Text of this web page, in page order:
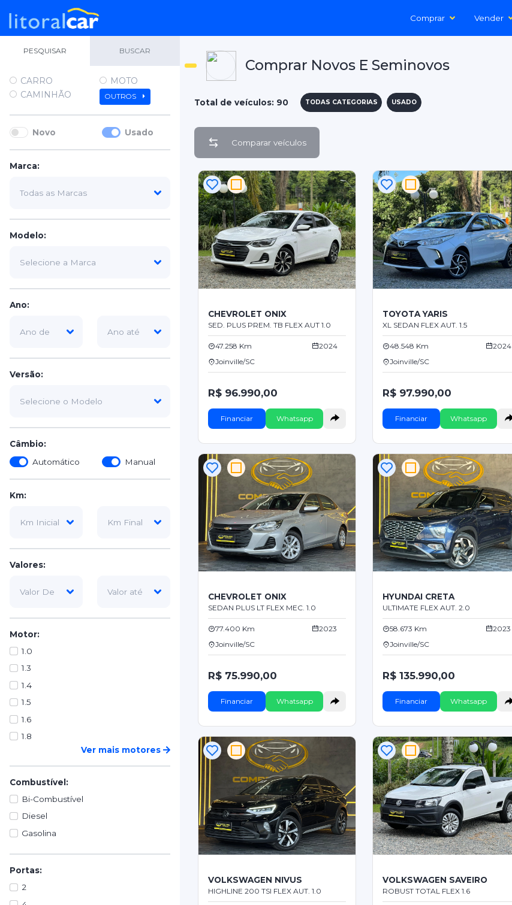
Comprar Vender
PESQUISAR BUSCAR
CARRO
MOTO
CAMINHÃO
OUTROS
Novo Usado
Marca:
Modelo:
Ano:
Versão:
Câmbio:
Automático
Manual
Km:
Valores:
Motor:
1.0
1.3
1.4
1.5
1.6
1.8
Ver mais motores
Combustível:
Bi-Combustível
Diesel
Gasolina
Portas:
2
Comprar Novos E Seminovos
Total de veículos: 90 TODAS CATEGORIAS USADO
Comparar veículos
CHEVROLET ONIX
SED. PLUS PREM. TB FLEX AUT 1.0
47.258 Km
2024
Joinville/SC
R$ 96.990,00
Financiar Whatsapp
TOYOTA YARIS
XL SEDAN FLEX AUT. 1.5
48.548 Km
2024
Joinville/SC
R$ 97.990,00
Financiar Whatsapp
CHEVROLET ONIX
SEDAN PLUS LT FLEX MEC. 1.0
77.400 Km
2023
Joinville/SC
R$ 75.990,00
Financiar Whatsapp
HYUNDAI CRETA
ULTIMATE FLEX AUT. 2.0
58.673 Km
2023
Joinville/SC
R$ 135.990,00
Financiar Whatsapp
VOLKSWAGEN NIVUS
HIGHLINE 200 TSI FLEX AUT. 1.0
VOLKSWAGEN SAVEIRO
ROBUST TOTAL FLEX 1.6